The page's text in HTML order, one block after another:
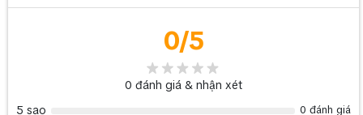
>>> Một số sản phẩm cùng loại khác: Chiết áp ITC T-685
>>> Một số tin tức khác: Lắp đặt thiết bị âm thanh hội thảo AV
thực
0.22
0/5
0 đánh giá & nhận xét
5 sao
0 đánh giá